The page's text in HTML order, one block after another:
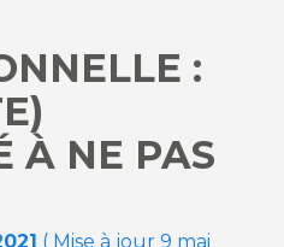
:
À NE PAS
( Mise à jour 9 mai